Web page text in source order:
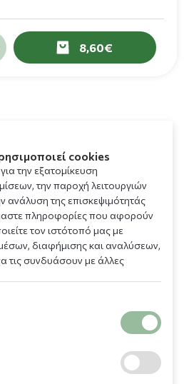
8,60
cookies
την εξατομίκευση
την παροχή λειτουργιών
ανάλυση της επισκεψιμότητάς
πληροφορίες που αφορούν
τον ιστότοπό μας με
διαφήμισης και αναλύσεων,
τις συνδυάσουν με άλλες